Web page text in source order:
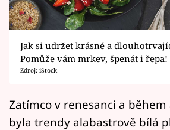
Filmový festival Karlovy
Mámy sobě
Přihlášení
Jak si udržet krásné a
Pomůže vám mrkev, špenát i řepa!
Zdroj: iStock
Zatímco v renesanci a
byla trendy alabastrově bílá